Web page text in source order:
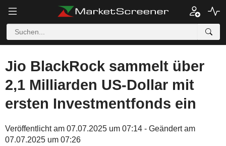
Jio BlackRock sammelt über
2,1 Milliarden US-Dollar mit
ersten Investmentfonds ein
Veröffentlicht am 07.07.2025 um 07:14 - Geändert am
07.07.2025 um 07:26